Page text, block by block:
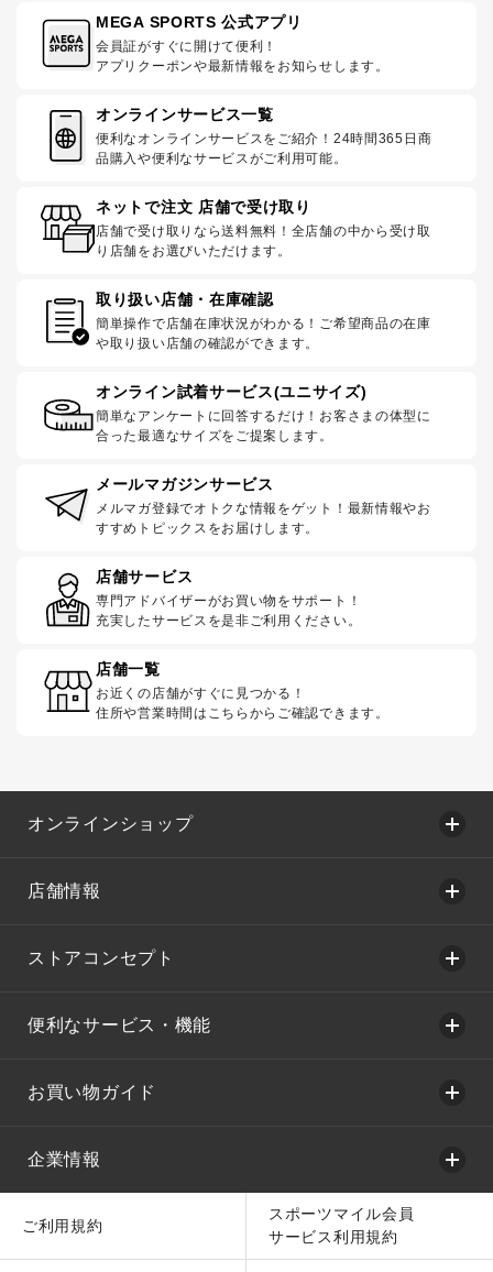
MEGA SPORTS 公式アプリ
会員証がすぐに開けて便利！
アプリクーポンや最新情報をお知らせします。
オンラインサービス一覧
便利なオンラインサービスをご紹介！24時間365日商
品購入や便利なサービスがご利用可能。
ネットで注文 店舗で受け取り
店舗で受け取りなら送料無料！全店舗の中から受け取
り店舗をお選びいただけます。
取り扱い店舗・在庫確認
簡単操作で店舗在庫状況がわかる！ご希望商品の在庫
や取り扱い店舗の確認ができます。
オンライン試着サービス(ユニサイズ)
簡単なアンケートに回答するだけ！お客さまの体型に
合った最適なサイズをご提案します。
メールマガジンサービス
メルマガ登録でオトクな情報をゲット！最新情報やお
すすめトピックスをお届けします。
店舗サービス
専門アドバイザーがお買い物をサポート！
充実したサービスを是非ご利用ください。
店舗一覧
お近くの店舗がすぐに見つかる！
住所や営業時間はこちらからご確認できます。
オンラインショップ
店舗情報
ストアコンセプト
便利なサービス・機能
お買い物ガイド
企業情報
ご利用規約
スポーツマイル会員
サービス利用規約